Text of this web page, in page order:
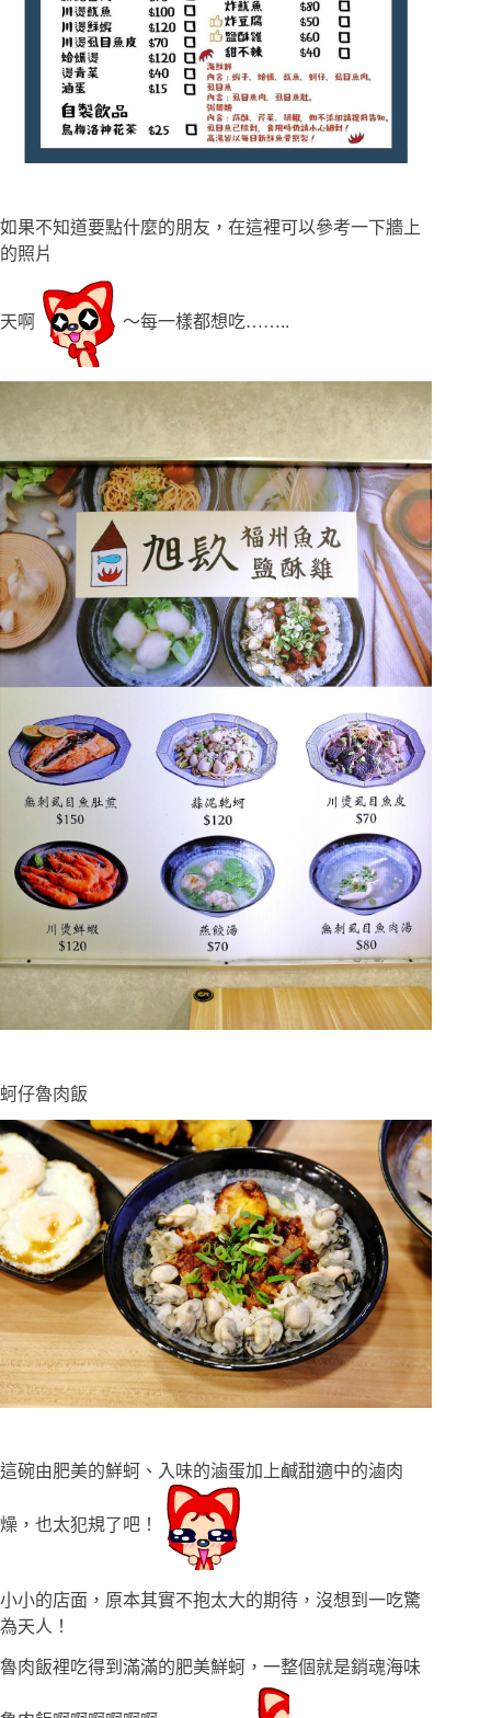
如果不知道要點什麼的朋友，在這裡可以參考一下牆上
的照片
天啊 〜每一樣都想吃……..
蚵仔魯肉飯
這碗由肥美的鮮蚵、入味的滷蛋加上鹹甜適中的滷肉
燥，也太犯規了吧！
小小的店面，原本其實不抱太大的期待，沒想到一吃驚
為天人！
魯肉飯裡吃得到滿滿的肥美鮮蚵，一整個就是銷魂海味